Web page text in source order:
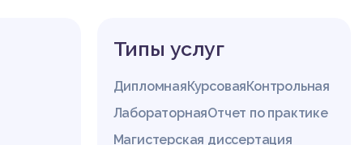
б
(н
Типы услуг
ДипломнаяКурсоваяКонтрольная
ЛабораторнаяОтчет по практике
Магистерская диссертация